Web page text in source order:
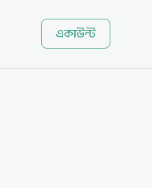
একাউন্ট